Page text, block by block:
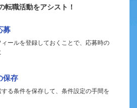
転職活動をアシスト！
募
ールを登録しておくことで、応募時の
保存
る条件を保存して、条件設定の手間を